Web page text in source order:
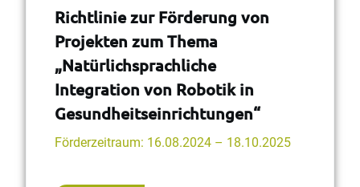
Richtlinie zur Förderung von
Projekten zum Thema
„Natürlichsprachliche
Integration von Robotik in
Gesundheitseinrichtungen“
Förderzeitraum: 16.08.2024 – 18.10.2025